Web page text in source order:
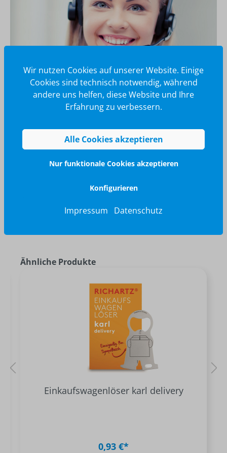
Wir glänzen für Sie
040 / 570 18 25 70
info@brilliant-promotion.com
Jetzt anfragen
Ähnliche Produkte
Einkaufswagenlöser karl delivery
0,93 €*
Wir nutzen Cookies auf unserer Website. Einige
Cookies sind technisch notwendig, während
andere uns helfen, diese Website und Ihre
Erfahrung zu verbessern.
Alle Cookies akzeptieren
Nur funktionale Cookies akzeptieren
Konfigurieren
Impressum Datenschutz